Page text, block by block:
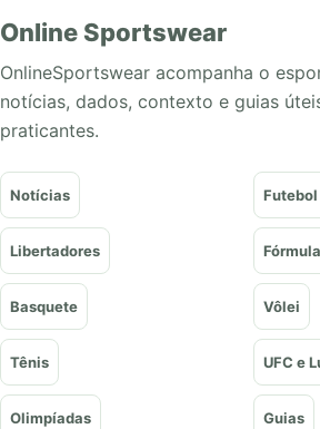
Online Sportswear
OnlineSportswear acompanha o
notícias, dados, contexto e guias
praticantes.
Notícias
Libertadores
Basquete Vôlei
Tênis UFC e
Olimpíadas Guias